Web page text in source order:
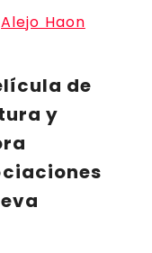
Alejo Haon
de
y